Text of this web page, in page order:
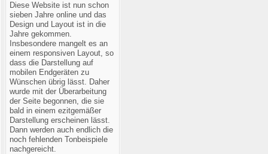
Diese Website ist nun schon
sieben Jahre online und das
Design und Layout ist in die
Jahre gekommen.
Insbesondere mangelt es an
einem responsiven Layout, so
dass die Darstellung auf
mobilen Endgeräten zu
Wünschen übrig lässt. Daher
wurde mit der Überarbeitung
der Seite begonnen, die sie
bald in einem ezitgemäßer
Darstellung erscheinen lässt.
Dann werden auch endlich die
noch fehlenden Tonbeispiele
nachgereicht.